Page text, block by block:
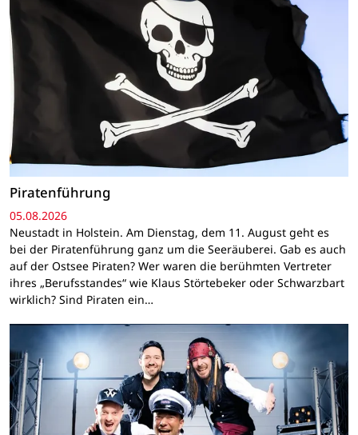
Piratenführung
05.08.2026
Neustadt in Holstein. Am Dienstag, dem 11. August geht es
bei der Piratenführung ganz um die Seeräuberei. Gab es auch
auf der Ostsee Piraten? Wer waren die berühmten Vertreter
ihres „Berufsstandes“ wie Klaus Störtebeker oder Schwarzbart
wirklich? Sind Piraten ein…